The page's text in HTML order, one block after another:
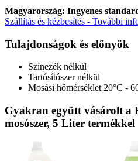
Magyarország: Ingyenes
Szállítás és kézbesítés - További
Tulajdonságok és előnyök
Színezék nélkül
Tartósítószer nélkül
Mosási hőmérséklet 20°C -
Gyakran együtt vásárolt a
mosószer, 5 Liter termékkel